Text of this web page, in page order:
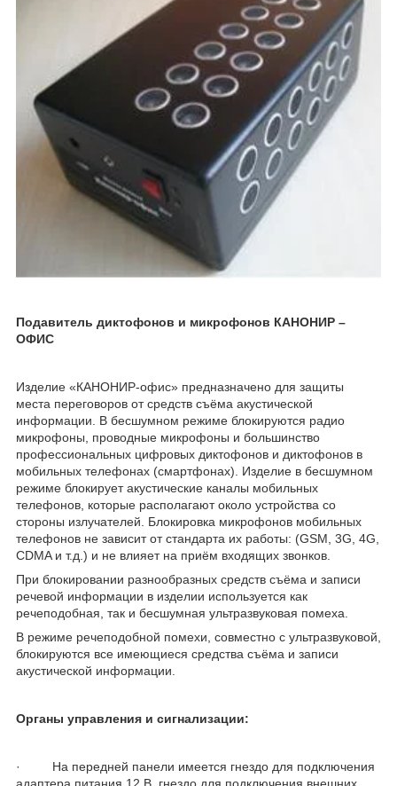
Подавитель диктофонов и микрофонов КАНОНИР –
ОФИС
Изделие «КАНОНИР-офис» предназначено для защиты
места переговоров от средств съёма акустической
информации. В бесшумном режиме блокируются радио
микрофоны, проводные микрофоны и большинство
профессиональных цифровых диктофонов и диктофонов в
мобильных телефонах (смартфонах). Изделие в бесшумном
режиме блокирует акустические каналы мобильных
телефонов, которые располагают около устройства со
стороны излучателей. Блокировка микрофонов мобильных
телефонов не зависит от стандарта их работы: (GSM, 3G, 4G,
CDMA и т.д.) и не влияет на приём входящих звонков.
При блокировании разнообразных средств съёма и записи
речевой информации в изделии используется как
речеподобная, так и бесшумная ультразвуковая помеха.
В режиме речеподобной помехи, совместно с ультразвуковой,
блокируются все имеющиеся средства съёма и записи
акустической информации.
Органы управления и сигнализации:
· На передней панели имеется гнездо для подключения
адаптера питания 12 В, гнездо для подключения внешних